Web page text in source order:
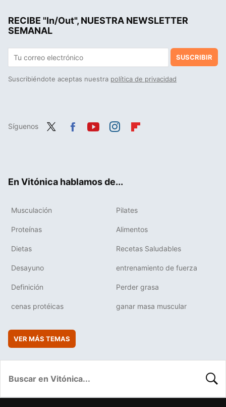
RECIBE "In/Out", NUESTRA NEWSLETTER
SEMANAL
SUSCRIBIR
Suscribiéndote aceptas nuestra política de privacidad
Síguenos
En Vitónica hablamos de...
Musculación Pilates
Proteínas Alimentos
Dietas Recetas Saludables
Desayuno entrenamiento de fuerza
Definición Perder grasa
cenas protéicas ganar masa muscular
VER MÁS TEMAS